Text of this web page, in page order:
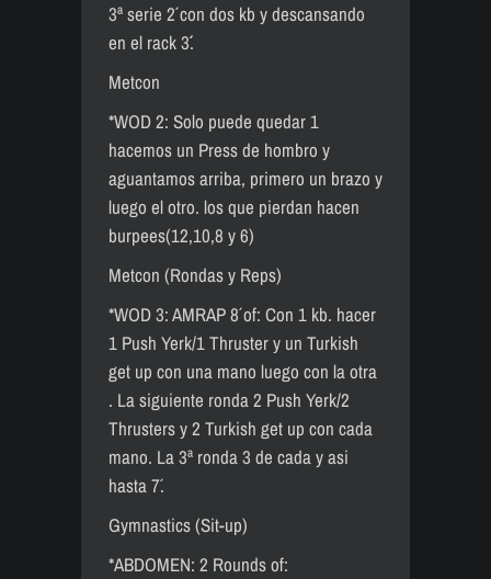
3ª serie 2´ con dos kb y descansando
en el rack 3´´.
Metcon
*WOD 2: Solo puede quedar 1
hacemos un Press de hombro y
aguantamos arriba, primero un brazo y
luego el otro. los que pierdan hacen
burpees(12,10,8 y 6)
Metcon (Rondas y Reps)
*WOD 3: AMRAP 8´ of: Con 1 kb. hacer
1 Push Yerk/1 Thruster y un Turkish
get up con una mano luego con la otra
. La siguiente ronda 2 Push Yerk/2
Thrusters y 2 Turkish get up con cada
mano. La 3ª ronda 3 de cada y asi
hasta 7´.
Gymnastics (Sit-up)
*ABDOMEN: 2 Rounds of: